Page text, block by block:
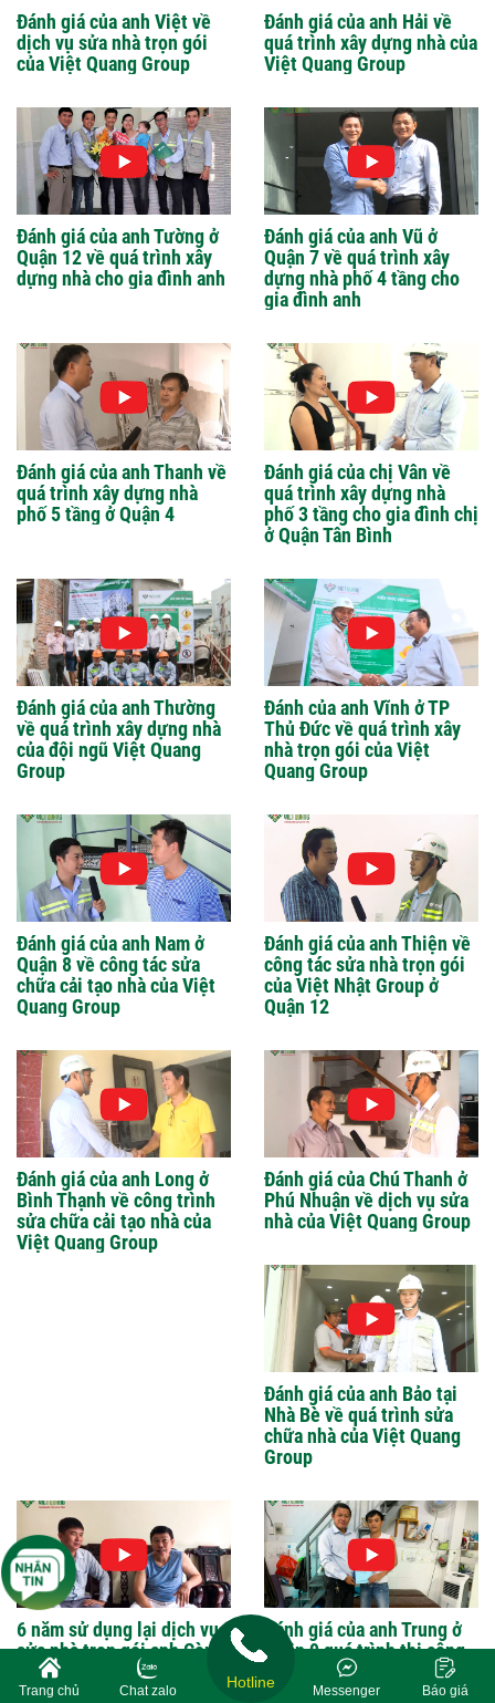
Đánh giá của anh Việt về
dịch vụ sửa nhà trọn gói
của Việt Quang Group
Đánh giá của anh Hải về
quá trình xây dựng nhà của
Việt Quang Group
Đánh giá của anh Tường ở
Quận 12 về quá trình xây
dựng nhà cho gia đình anh
Đánh giá của anh Vũ ở
Quận 7 về quá trình xây
dựng nhà phố 4 tầng cho
gia đình anh
Đánh giá của anh Thanh về
quá trình xây dựng nhà
phố 5 tầng ở Quận 4
Đánh giá của chị Vân về
quá trình xây dựng nhà
phố 3 tầng cho gia đình chị
ở Quận Tân Bình
Đánh giá của anh Thường
về quá trình xây dựng nhà
của đội ngũ Việt Quang
Group
Đánh của anh Vĩnh ở TP
Thủ Đức về quá trình xây
nhà trọn gói của Việt
Quang Group
Đánh giá của anh Nam ở
Quận 8 về công tác sửa
chữa cải tạo nhà của Việt
Quang Group
Đánh giá của anh Thiện về
công tác sửa nhà trọn gói
của Việt Nhật Group ở
Quận 12
Đánh giá của anh Long ở
Bình Thạnh về công trình
sửa chữa cải tạo nhà của
Việt Quang Group
Đánh giá của Chú Thanh ở
Phú Nhuận về dịch vụ sửa
nhà của Việt Quang Group
Đánh giá của anh Bảo tại
Nhà Bè về quá trình sửa
chữa nhà của Việt Quang
Group
6 năm sử dụng lại dịch vụ
sửa nhà trọn gói anh Còn
đánh giá chất lượng như
thế nào ?
Đánh giá của anh Trung ở
Quận 9 quá trình thi công
sửa chữa nhà trọn gói cho
gia đình anh
Trang chủ Chat zalo Báo giá
Messenger
Hotline